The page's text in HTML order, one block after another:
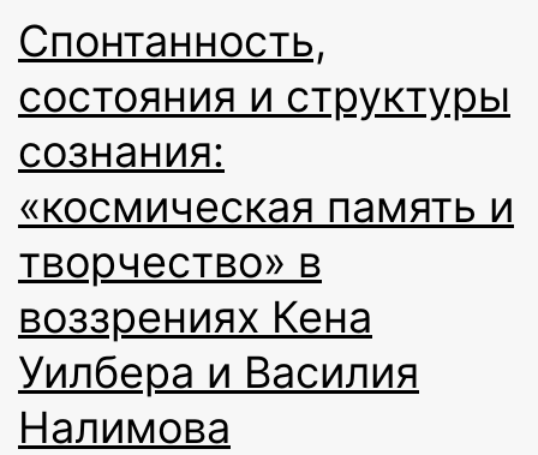
Спонтанность,
состояния и структуры
сознания:
«космическая память и
творчество» в
воззрениях Кена
Уилбера и Василия
Налимова